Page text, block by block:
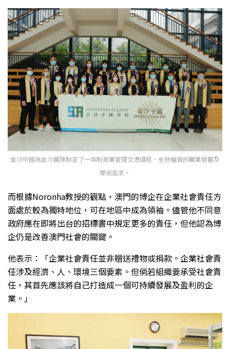
金沙中國為金沙團隊制定了一年制商業管理文憑課程，支持僱員的職業發展及
學術追求。
而根據Noronha教授的觀點，澳門的博企在企業社會責任方
面處於較為獨特地位，可在地區中成為領袖。儘管他不同意
政府應在即將出台的招標書中規定更多的責任，但他認為博
企仍是改善澳門社會的關鍵。
他表示：「企業社會責任並非贈送禮物或捐款。企業社會責
任涉及經濟、人、環境三個要素。但倘若組織要承受社會責
任，其首先應該將自己打造成一個可持續發展及盈利的企
業。」